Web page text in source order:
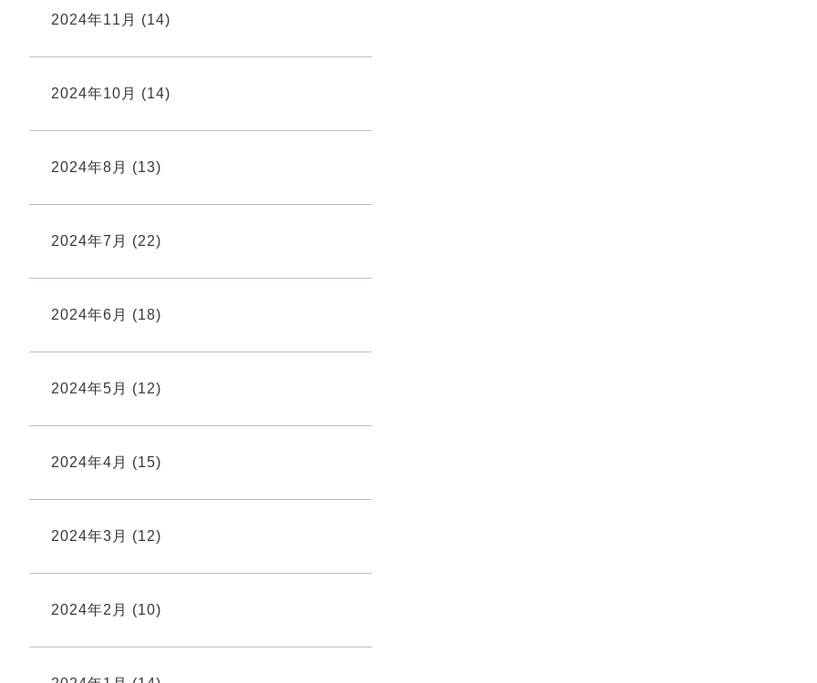
2024年11月 (14)
2024年10月 (14)
2024年8月 (13)
2024年7月 (22)
2024年6月 (18)
2024年5月 (12)
2024年4月 (15)
2024年3月 (12)
2024年2月 (10)